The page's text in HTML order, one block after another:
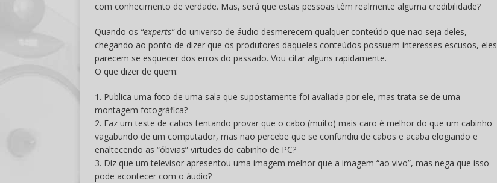
com conhecimento de verdade. Mas, será que estas pessoas têm realmente alguma credibilidade?
Quando os “experts”do universo de áudio desmerecem qualquer conteúdo que não seja deles,
chegando ao ponto de dizer que os produtores daqueles conteúdos possuem interesses escusos, eles
parecem se esquecer dos erros do passado. Vou citar alguns rapidamente.
O que dizer de quem:
1. Publica uma foto de uma sala que supostamente foi avaliada por ele, mas trata-se de uma
montagem fotográfica?
2. Faz um teste de cabos tentando provar que o cabo (muito) mais caro é melhor do que um cabinho
vagabundo de um computador, mas não percebe que se confundiu de cabos e acaba elogiando e
enaltecendo as “óbvias” virtudes do cabinho de PC?
3. Diz que um televisor apresentou uma imagem melhor que a imagem “ao vivo”, mas nega que isso
pode acontecer com o áudio?